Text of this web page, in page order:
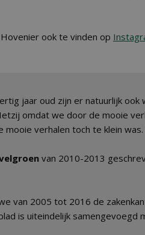
ook te vinden op
jaar oud zijn er natuurlijk ook
omdat we door de mooie
verhalen toch te klein was.
van 2010-2013
van 2005 tot 2016 de
is uiteindelijk samengevoegd